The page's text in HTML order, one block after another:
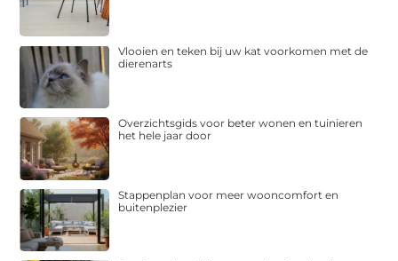
Vlooien en teken bij uw kat voorkomen met de
dierenarts
Overzichtsgids voor beter wonen en tuinieren
het hele jaar door
Stappenplan voor meer wooncomfort en
buitenplezier